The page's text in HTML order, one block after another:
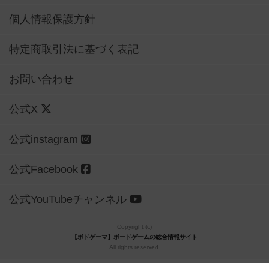
個人情報保護方針
特定商取引法に基づく表記
お問い合わせ
公式X
公式instagram
公式Facebook
公式YouTubeチャンネル
Copyright (c)
【ボドゲーマ】ボードゲームの総合情報サイト
All rights reserved.